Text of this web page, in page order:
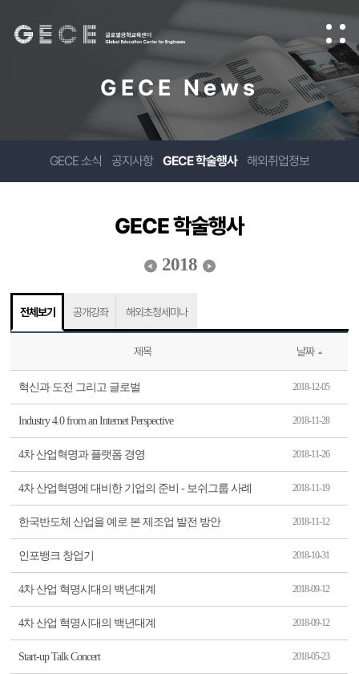
GECE News
GECE 소식 공지사항 GECE 학술행사 해외취업정보
GECE 학술행사
2018
전체보기 공개강좌 해외초청세미나
제목 날짜
혁신과 도전 그리고 글로벌 2018-12-05
Industry 4.0 from an Internet Perspective 2018-11-28
4차 산업혁명과 플랫폼 경영 2018-11-26
4차 산업혁명에 대비한 기업의 준비 - 보쉬그룹 사례 2018-11-19
한국반도체 산업을 예로 본 제조업 발전 방안 2018-11-12
인포뱅크 창업기 2018-10-31
4차 산업 혁명시대의 백년대계 2018-09-12
4차 산업 혁명시대의 백년대계 2018-09-12
Start-up Talk Concert 2018-05-23